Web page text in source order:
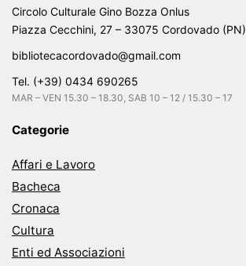
Circolo Culturale Gino Bozza Onlus
Piazza Cecchini, 27 – 33075 Cordovado (PN)
bibliotecacordovado@gmail.com
Tel. (+39) 0434 690265
MAR – VEN 15.30 – 18.30, SAB 10 – 12 / 15.30 – 17
Categorie
Affari e Lavoro
Bacheca
Cronaca
Cultura
Enti ed Associazioni